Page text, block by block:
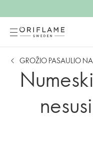
GROŽIO PASAULIO